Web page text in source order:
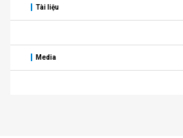
Tài liệu
Media